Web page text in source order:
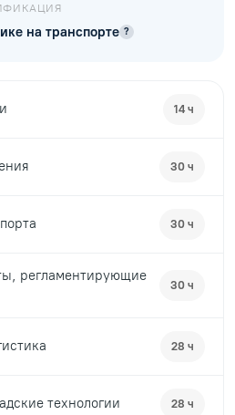
на транспорте ?
14 ч
30 ч
30 ч
регламентирующие
30 ч
28 ч
технологии 28 ч